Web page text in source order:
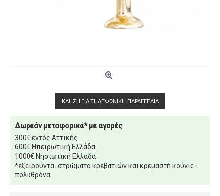
ΚΛΉΣΗ ΓΙΑ ΤΗΛΕΦΩΝΙΚΉ ΠΑΡΑΓΓΕΛΊΑ
Δωρεάν μεταφορικά* με αγορές
300€ εντός Αττικής
600€ Ηπειρωτική Ελλάδα
1000€ Νησιωτική Ελλάδα
*εξαιρούνται στρώματα κρεβατιών και κρεμαστή κούνια -
πολυθρόνα